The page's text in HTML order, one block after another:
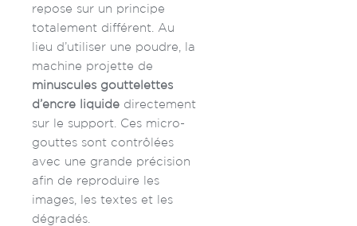
repose sur un principe
totalement différent. Au
lieu d’utiliser une poudre, la
machine projette de
minuscules gouttelettes
d’encre liquidedirectement
sur le support. Ces micro-
gouttes sont contrôlées
avec une grande précision
afin de reproduire les
images, les textes et les
dégradés.